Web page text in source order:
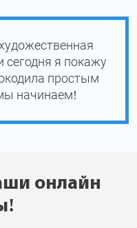
я покажу
простым
начинаем!
онлайн